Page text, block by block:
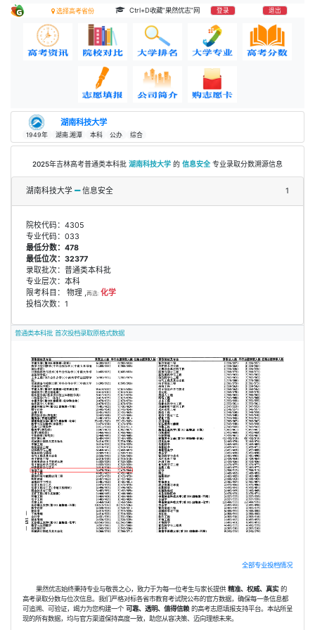
选择高考省份 Ctrl+D收藏“果然优志”网 登录 退出
湖南科技大学
1949年 湖南.湘潭 本科 公办 综合
2025年吉林高考普通类本科批 湖南科技大学 的 信息安全 专业录取分数溯源信息
湖南科技大学 信息安全 1
院校代码：4305
专业代码：033
最低分数：478
最低位次：32377
录取批次：普通类本科批
专业层次：本科
限考科目： 物理 ,再选: 化学
投档次数：1
普通类本科批 首次投档录取原格式数据
全部专业投档情况
果然优志始终秉持专业与敬畏之心，致力于为每一位考生与家长提供 精准、权威、真实的
高考录取分数与位次信息。我们严格对标各省市教育考试院公布的官方数据，确保每一条信息都
可追溯、可验证，竭力为您构建一个 可靠、透明、值得信赖 的高考志愿填报支持平台。本站所呈
现的所有数据，均与官方渠道保持高度一致，助您从容决策、迈向理想未来。